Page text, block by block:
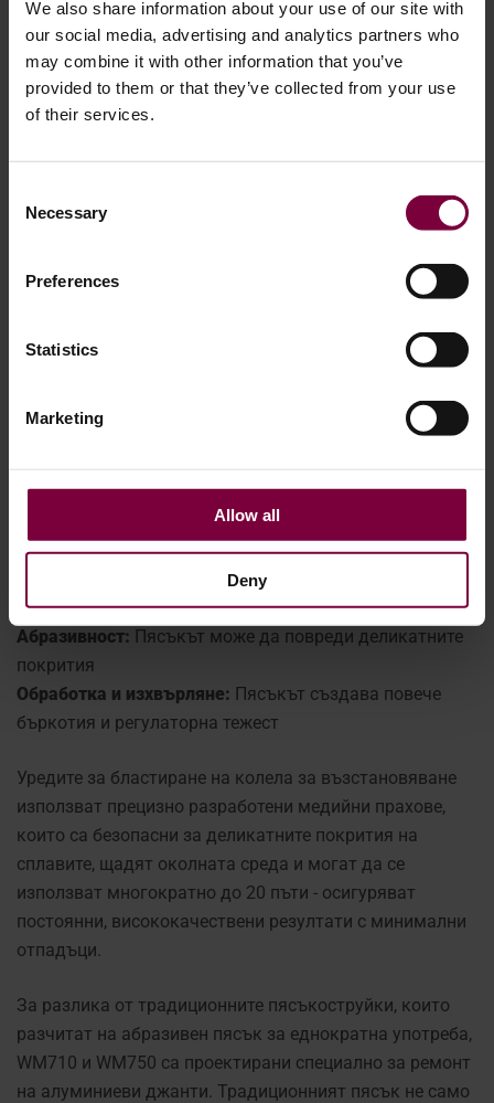
We also share information about your use of our site with
our social media, advertising and analytics partners who
may combine it with other information that you’ve
provided to them or that they’ve collected from your use
of their services.
Selection
Necessary
Preferences
Statistics
Marketing
Allow all
Deny
Защо да не използвате пясъкоструене?
Докатотрадиционното пясъкоструене е широко
разпространено в тежката промишленост, но като
джанти.. Ето защо:
Среда за еднократна употреба:Пясъкът не може да
се рециклира, което увеличава отпадъците и
разходите.
Абразивност: Пясъкът може да повреди деликатните
покрития
Обработка и изхвърляне: Пясъкът създава повече
бъркотия и регулаторна тежест
Уредите за бластиране на колела за възстановяване
използват прецизно разработени медийни прахове,
които са безопасни за деликатните покрития на
сплавите, щадят околната среда и могат да се
използват многократно до 20 пъти - осигуряват
постоянни, висококачествени резултати с минимални
отпадъци.
За разлика от традиционните пясъкоструйки, които
разчитат на абразивен пясък за еднократна употреба,
WM710 и WM750 са проектирани специално за ремонт
на алуминиеви джанти. Традиционният пясък не само